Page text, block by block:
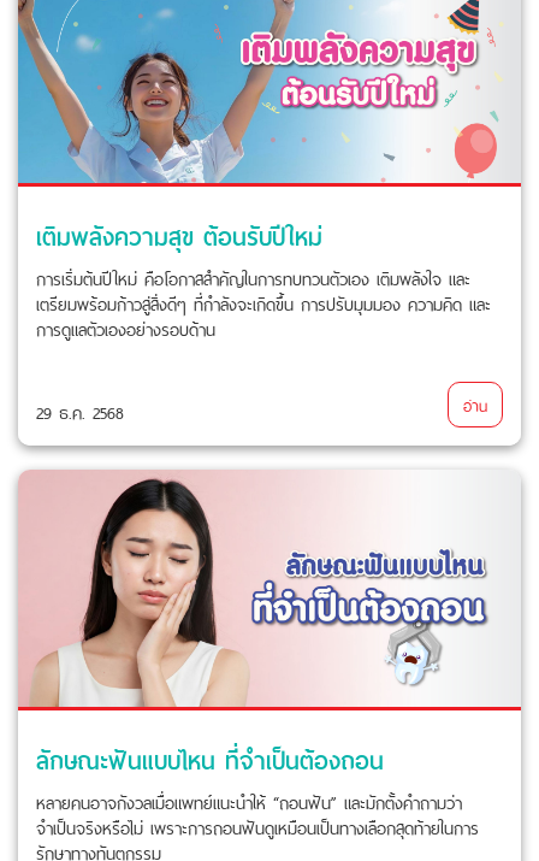
เติมพลังความสุข ต้อนรับปีใหม่
การเริ่มต้นปีใหม่ คือโอกาสสำคัญในการทบทวนตัวเอง เติมพลังใจ และ
เตรียมพร้อมก้าวสู่สิ่งดีๆ ที่กำลังจะเกิดขึ้น การปรับมุมมอง ความคิด และ
การดูแลตัวเองอย่างรอบด้าน
29 ธ.ค. 2568 อ่าน
ลักษณะฟันแบบไหน ที่จำเป็นต้องถอน
หลายคนอาจกังวลเมื่อแพทย์แนะนำให้ “ถอนฟัน” และมักตั้งคำถามว่า
จำเป็นจริงหรือไม่ เพราะการถอนฟันดูเหมือนเป็นทางเลือกสุดท้ายในการ
รักษาทางทันตกรรม